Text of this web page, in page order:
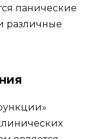
панические
различные